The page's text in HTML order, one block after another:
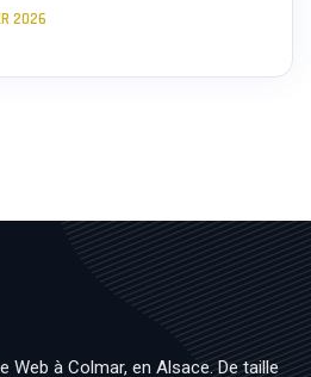
2026
Web à Colmar, en Alsace. De taille